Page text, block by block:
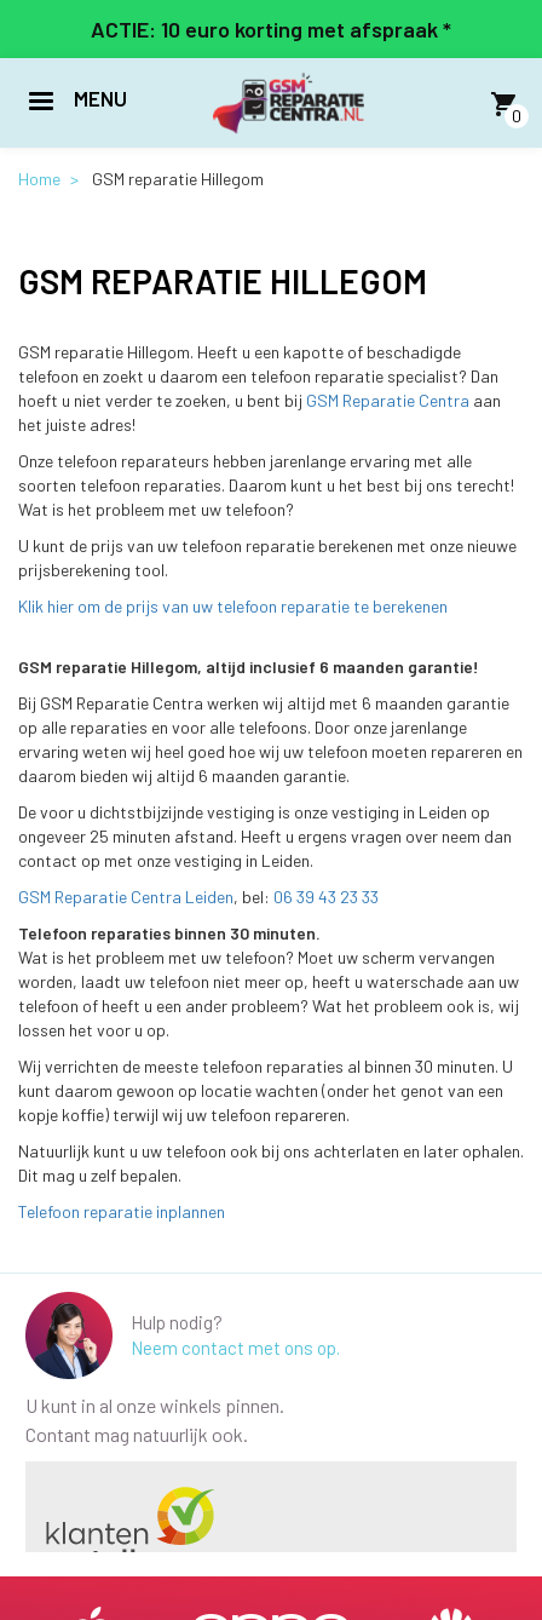
naar
inhoud
ACTIE: 10 euro korting met afspraak *
MENU
0
Home GSM reparatie Hillegom
GSM REPARATIE HILLEGOM
GSM reparatie Hillegom. Heeft u een kapotte of beschadigde
telefoon en zoekt u daarom een telefoon reparatie specialist? Dan
hoeft u niet verder te zoeken, u bent bij GSM Reparatie Centra aan
het juiste adres!
Onze telefoon reparateurs hebben jarenlange ervaring met alle
soorten telefoon reparaties. Daarom kunt u het best bij ons terecht!
Wat is het probleem met uw telefoon?
U kunt de prijs van uw telefoon reparatie berekenen met onze nieuwe
prijsberekening tool.
Klik hier om de prijs van uw telefoon reparatie te berekenen
GSM reparatie Hillegom, altijd inclusief 6 maanden garantie!
Bij GSM Reparatie Centra werken wij altijd met 6 maanden garantie
op alle reparaties en voor alle telefoons. Door onze jarenlange
ervaring weten wij heel goed hoe wij uw telefoon moeten repareren en
daarom bieden wij altijd 6 maanden garantie.
De voor u dichtstbijzijnde vestiging is onze vestiging in Leiden op
ongeveer 25 minuten afstand. Heeft u ergens vragen over neem dan
contact op met onze vestiging in Leiden.
GSM Reparatie Centra Leiden, bel: 06 39 43 23 33
Telefoon reparaties binnen 30 minuten.
Wat is het probleem met uw telefoon? Moet uw scherm vervangen
worden, laadt uw telefoon niet meer op, heeft u waterschade aan uw
telefoon of heeft u een ander probleem? Wat het probleem ook is, wij
lossen het voor u op.
Wij verrichten de meeste telefoon reparaties al binnen 30 minuten. U
kunt daarom gewoon op locatie wachten (onder het genot van een
kopje koffie) terwijl wij uw telefoon repareren.
Natuurlijk kunt u uw telefoon ook bij ons achterlaten en later ophalen.
Dit mag u zelf bepalen.
Telefoon reparatie inplannen
Hulp nodig?
Neem contact met ons op.
U kunt in al onze winkels pinnen.
Contant mag natuurlijk ook.